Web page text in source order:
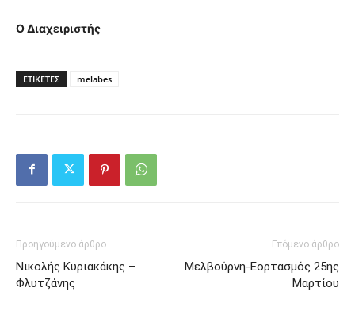
Ο Διαχειριστής
ΕΤΙΚΕΤΕΣ melabes
Προηγούμενο άρθρο
Νικολής Κυριακάκης –
Φλυτζάνης
Επόμενο άρθρο
Μελβούρνη-Εορτασμός 25ης
Μαρτίου